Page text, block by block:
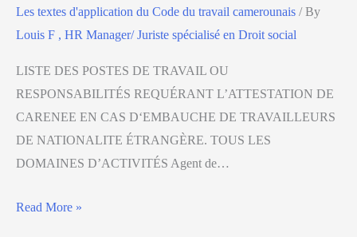
Les textes d'application du Code du travail camerounais / By
Louis F , HR Manager/ Juriste spécialisé en Droit social
LISTE DES POSTES DE TRAVAIL OU
RESPONSABILITÉS REQUÉRANT L’ATTESTATION DE
CARENEE EN CAS D‘EMBAUCHE DE TRAVAILLEURS
DE NATIONALITE ÉTRANGÈRE. TOUS LES
DOMAINES D’ACTIVITÉS Agent de…
Read More »